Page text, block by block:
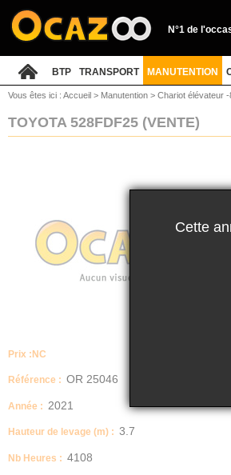
N°1 de
BTP TRANSPORT MANUTENTION
Vous êtes ici : Accueil > Manutention > Chariot élévateur -
TOYOTA 528FDF25 (VENTE)
Prix : NC
Référence : OR 25046
Année : 2021
Hauteur de levage (m) : 3.7
Nb Heures : 4108
Cette